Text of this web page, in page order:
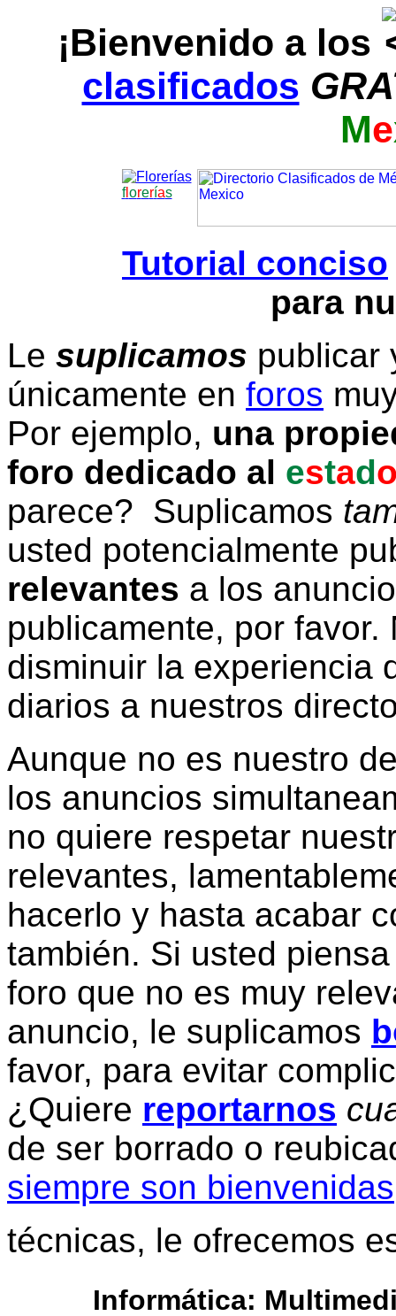
¡Bienvenido a los
clasificados
Me
florerías
Tutorial conciso
para
Le suplicamos publicar
únicamente en foros
Por ejemplo, una
foro dedicado al estad
parece? Suplicamos
usted potencialmente
relevantes a los
publicamente, por
disminuir la experiencia
diarios a nuestros
Aunque no es nuestro
los anuncios
no quiere respetar
relevantes,
hacerlo y hasta acabar
también. Si usted
foro que no es muy
anuncio, le suplicamos
favor, para evitar
¿Quiere reportarnos
de ser borrado o
siempre son bienvenidas
técnicas, le ofrecemos
Informática: